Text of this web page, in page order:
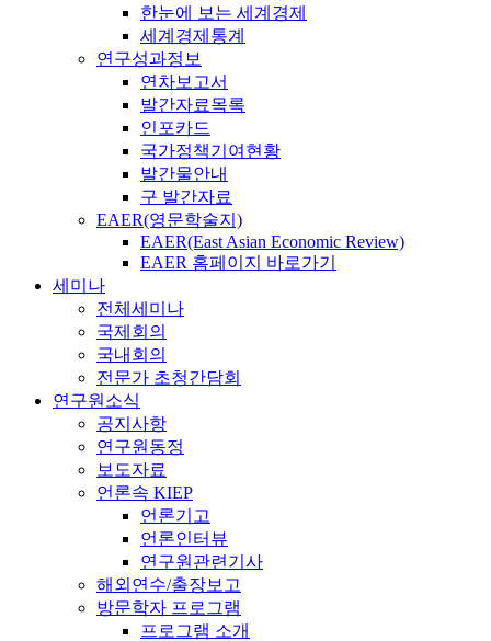
한눈에 보는 세계경제
세계경제통계
연구성과정보
연차보고서
발간자료목록
인포카드
국가정책기여현황
발간물안내
구 발간자료
EAER(영문학술지)
EAER(East Asian Economic Review)
EAER 홈페이지 바로가기
세미나
전체세미나
국제회의
국내회의
전문가 초청간담회
연구원소식
공지사항
연구원동정
보도자료
언론속 KIEP
언론기고
언론인터뷰
연구원관련기사
해외연수/출장보고
방문학자 프로그램
프로그램 소개